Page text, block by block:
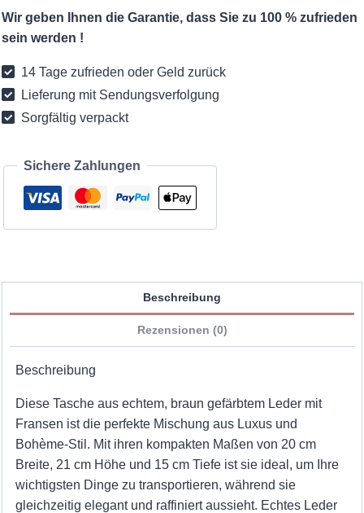
Leder
mit
Menge
Wir geben Ihnen die Garantie, dass Sie zu 100 % zufrieden
sein werden !
14 Tage zufrieden oder Geld zurück
Lieferung mit Sendungsverfolgung
Sorgfältig verpackt
Sichere Zahlungen
Beschreibung
Rezensionen (0)
Beschreibung
Diese Tasche aus echtem, braun gefärbtem Leder mit
Fransen ist die perfekte Mischung aus Luxus und
Bohème-Stil. Mit ihren kompakten Maßen von 20 cm
Breite, 21 cm Höhe und 15 cm Tiefe ist sie ideal, um Ihre
wichtigsten Dinge zu transportieren, während sie
gleichzeitig elegant und raffiniert aussieht. Echtes Leder